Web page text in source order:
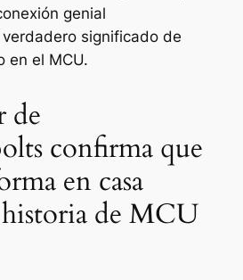
genial
significado de
en el MCU.
de
confirma que
en casa
de MCU